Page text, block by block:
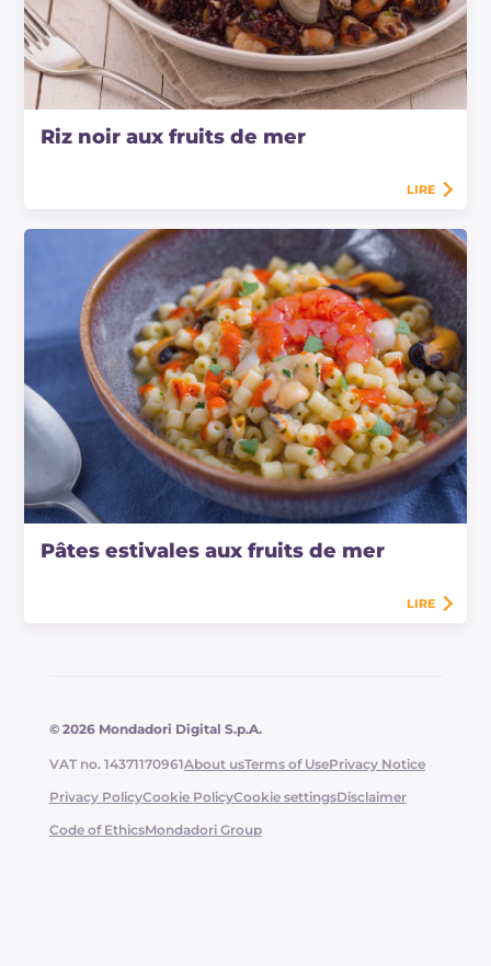
Riz noir aux fruits de mer
LIRE
Pâtes estivales aux fruits de mer
LIRE
© 2026 Mondadori Digital S.p.A.
VAT no. 14371170961About usTerms of UsePrivacy Notice
Privacy PolicyCookie PolicyCookie settingsDisclaimer
Code of EthicsMondadori Group